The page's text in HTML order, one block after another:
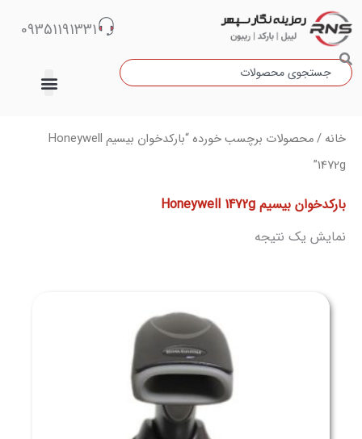
پرش
محتوا
جستجو
09351191331
خانه
/ محصولات برچسب خورده “بارکدخوان بیسیم Honeywell
1472g”
بارکدخوان بیسیم Honeywell 1472g
نمایش یک نتیجه